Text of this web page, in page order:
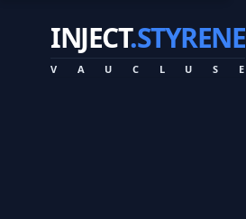
INJECT.STYRENE
V A U C L U S E